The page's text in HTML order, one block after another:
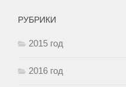
РУБРИКИ
2015 год
2016 год